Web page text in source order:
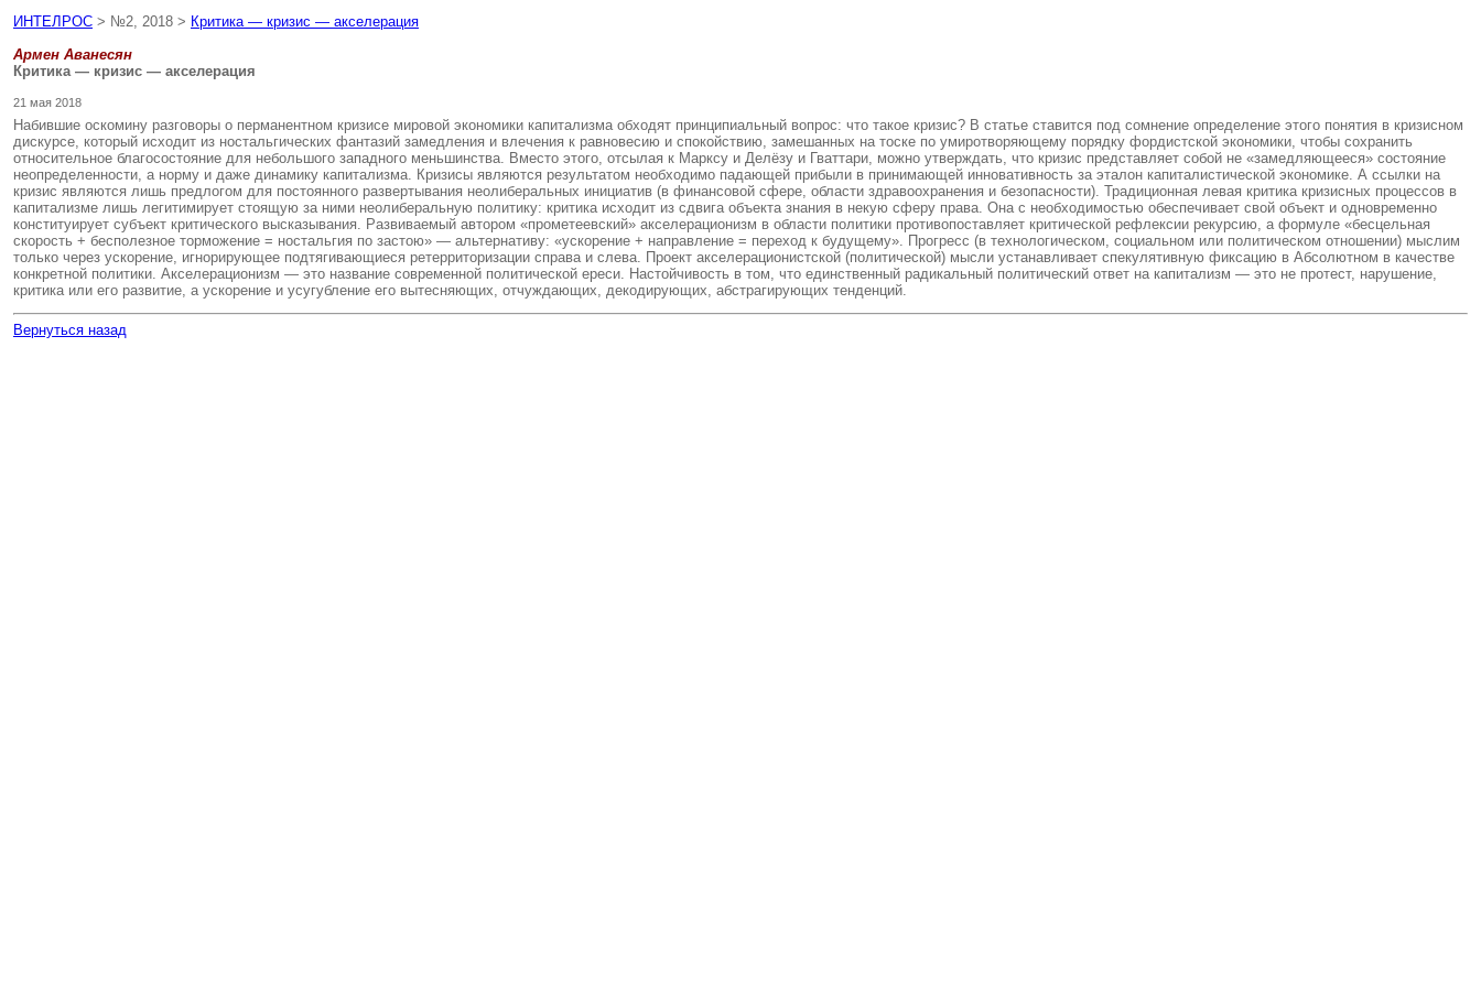
ИНТЕЛРОС > №2, 2018 > Критика — кризис — акселерация
Армен Аванесян
Критика — кризис — акселерация
21 мая 2018
Набившие оскомину разговоры о перманентном кризисе мировой экономики капитализма обходят принципиальный вопрос: что такое кризис? В статье ставится под сомнение определение этого понятия в кризисном
дискурсе, который исходит из ностальгических фантазий замедления и влечения к равновесию и спокойствию, замешанных на тоске по умиротворяющему порядку фордистской экономики, чтобы сохранить
относительное благосостояние для небольшого западного меньшинства. Вместо этого, отсылая к Марксу и Делёзу и Гваттари, можно утверждать, что кризис представляет собой не «замедляющееся» состояние
неопределенности, а норму и даже динамику капитализма. Кризисы являются результатом необходимо падающей прибыли в принимающей инновативность за эталон капиталистической экономике. А ссылки на
кризис являются лишь предлогом для постоянного развертывания неолиберальных инициатив (в финансовой сфере, области здравоохранения и безопасности). Традиционная левая критика кризисных процессов в
капитализме лишь легитимирует стоящую за ними неолиберальную политику: критика исходит из сдвига объекта знания в некую сферу права. Она с необходимостью обеспечивает свой объект и одновременно
конституирует субъект критического высказывания. Развиваемый автором «прометеевский» акселерационизм в области политики противопоставляет критической рефлексии рекурсию, а формуле «бесцельная
скорость + бесполезное торможение = ностальгия по застою» — альтернативу: «ускорение + направление = переход к будущему». Прогресс (в технологическом, социальном или политическом отношении) мыслим
только через ускорение, игнорирующее подтягивающиеся ретерриторизации справа и слева. Проект акселерационистской (политической) мысли устанавливает спекулятивную фиксацию в Абсолютном в качестве
конкретной политики. Акселерационизм — это название современной политической ереси. Настойчивость в том, что единственный радикальный политический ответ на капитализм — это не протест, нарушение,
критика или его развитие, а ускорение и усугубление его вытесняющих, отчуждающих, декодирующих, абстрагирующих тенденций.
Вернуться назад